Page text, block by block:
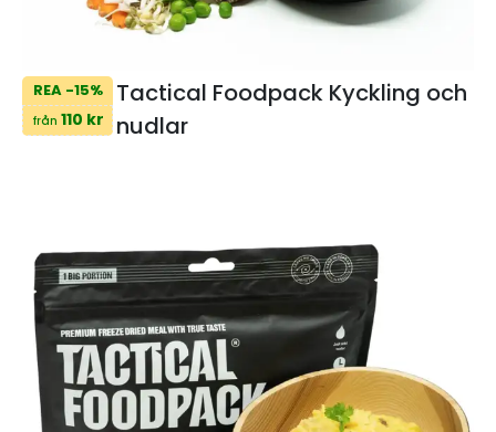
REA -15%
från 110 kr
Tactical Foodpack Kyckling och
nudlar